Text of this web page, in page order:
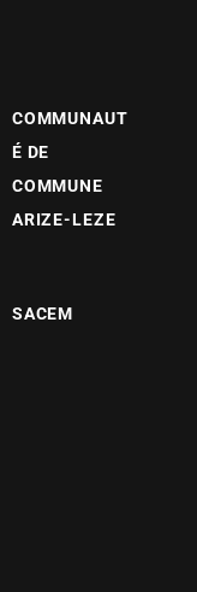
COMMUNAUT
É DE
COMMUNE
ARIZE-LEZE
SACEM